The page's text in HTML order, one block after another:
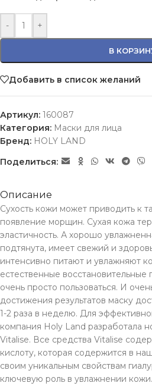
- +
В
Добавить в список желаний
Артикул: 160087
Категория: Маски для лица
Бренд: HOLY LAND
Поделиться:
Описание
Сухость кожи может приводить к
появление морщин. Сухая кожа
эластичность. А хорошо
подтянута, имеет свежий и
интенсивно питают и увлажняют
естественные восстановительные
очень просто пользоваться. И
достижения результатов маску
1-2 раза в неделю. Для
компания Holy Land разработала
Vitalise. Все средства Vitalise
кислоту, которая содержится в
своим уникальным свойствам
ключевую роль в увлажнении